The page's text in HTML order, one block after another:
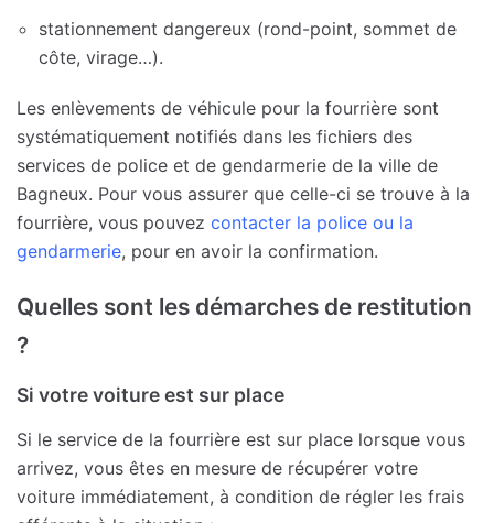
stationnement dangereux (rond-point, sommet de
côte, virage…).
Les enlèvements de véhicule pour la fourrière sont
systématiquement notifiés dans les fichiers des
services de police et de gendarmerie de la ville de
Bagneux. Pour vous assurer que celle-ci se trouve à la
fourrière, vous pouvez contacter la police ou la
gendarmerie, pour en avoir la confirmation.
Quelles sont les démarches de restitution
?
Si votre voiture est sur place
Si le service de la fourrière est sur place lorsque vous
arrivez, vous êtes en mesure de récupérer votre
voiture immédiatement, à condition de régler les frais